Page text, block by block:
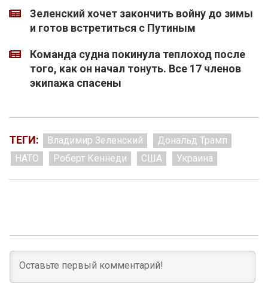
Зеленский хочет закончить войну до зимы
и готов встретиться с Путиным
Команда судна покинула теплоход после
того, как он начал тонуть. Все 17 членов
экипажа спасены
ТЕГИ: Владимир Зеленский
Дональд Трамп
НАТО
Роберт Кеннеди США Украина